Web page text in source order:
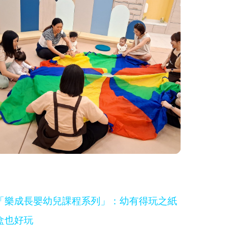
樂成長嬰幼兒課程系列」：幼有得玩之紙
也好玩